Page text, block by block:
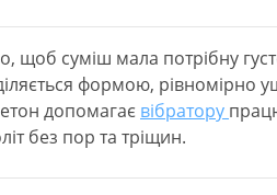
щоб суміш мала потрібну
формою, рівномірно
допомагає вібратору
без пор та тріщин.